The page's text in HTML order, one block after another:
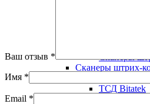
Сканеры
Сканеры штрих-
ТСД Bitatek
Ваш отзыв *
Имя *
Email *